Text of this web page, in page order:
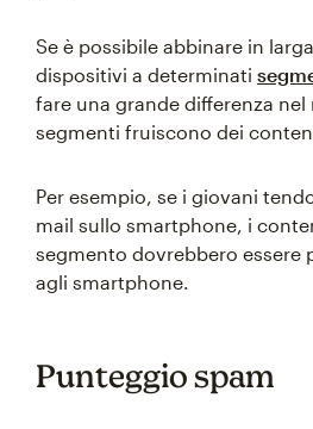
Se è possibile abbinare in
dispositivi a determinati
fare una grande differenza
segmenti fruiscono dei
Per esempio, se i giovani
mail sullo smartphone, i
segmento dovrebbero essere
agli smartphone.
Punteggio spam